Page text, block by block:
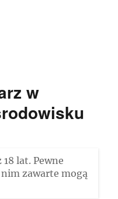
w
lat. Pewne
zawarte mogą